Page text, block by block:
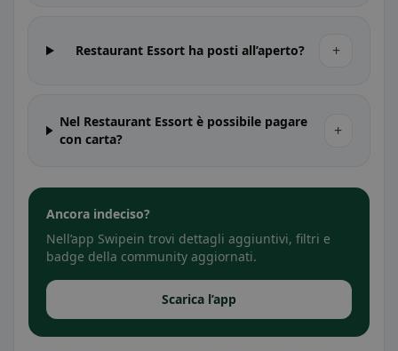
Restaurant Essort ha posti all’aperto? +
Nel Restaurant Essort è possibile pagare
con carta?
+
Ancora indeciso?
Nell’app Swipein trovi dettagli aggiuntivi, filtri e
badge della community aggiornati.
Scarica l’app